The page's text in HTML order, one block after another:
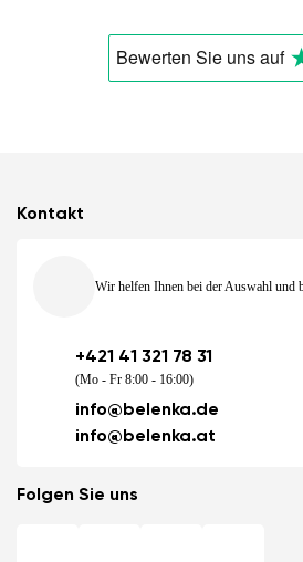
Bewerten Sie unsauf
Kontakt
Wir helfen Ihnen bei der Auswahl und
+421 41 321 78 31
(Mo - Fr 8:00 - 16:00)
info@belenka.de
info@belenka.at
Folgen Sie uns